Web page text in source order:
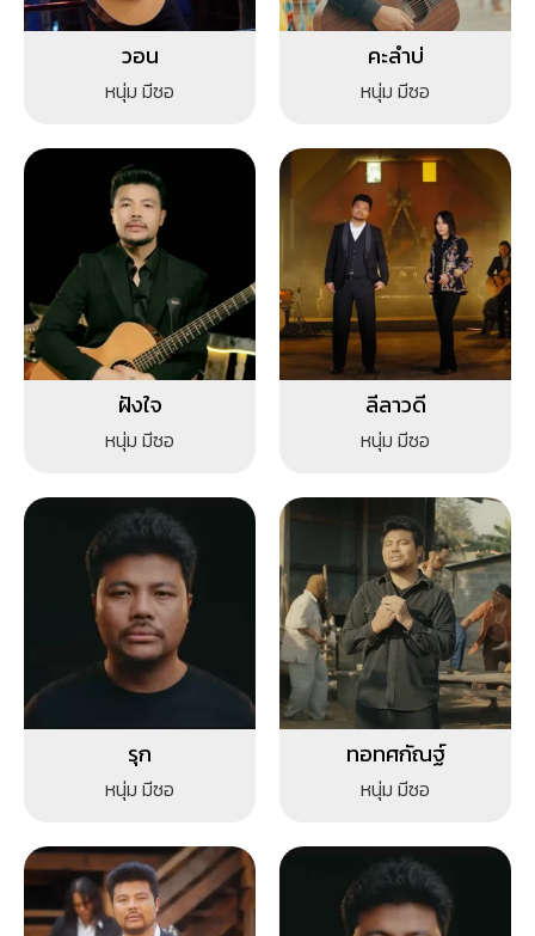
วอน
หนุ่ม มีซอ
คะลำบ่
หนุ่ม มีซอ
ฝังใจ
หนุ่ม มีซอ
ลีลาวดี
หนุ่ม มีซอ
รุก
หนุ่ม มีซอ
ทอทศกัณฐ์
หนุ่ม มีซอ